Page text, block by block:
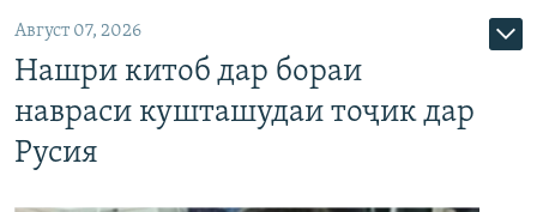
Август 07, 2026
Нашри китоб дар бораи
навраси кушташудаи тоҷик дар
Русия